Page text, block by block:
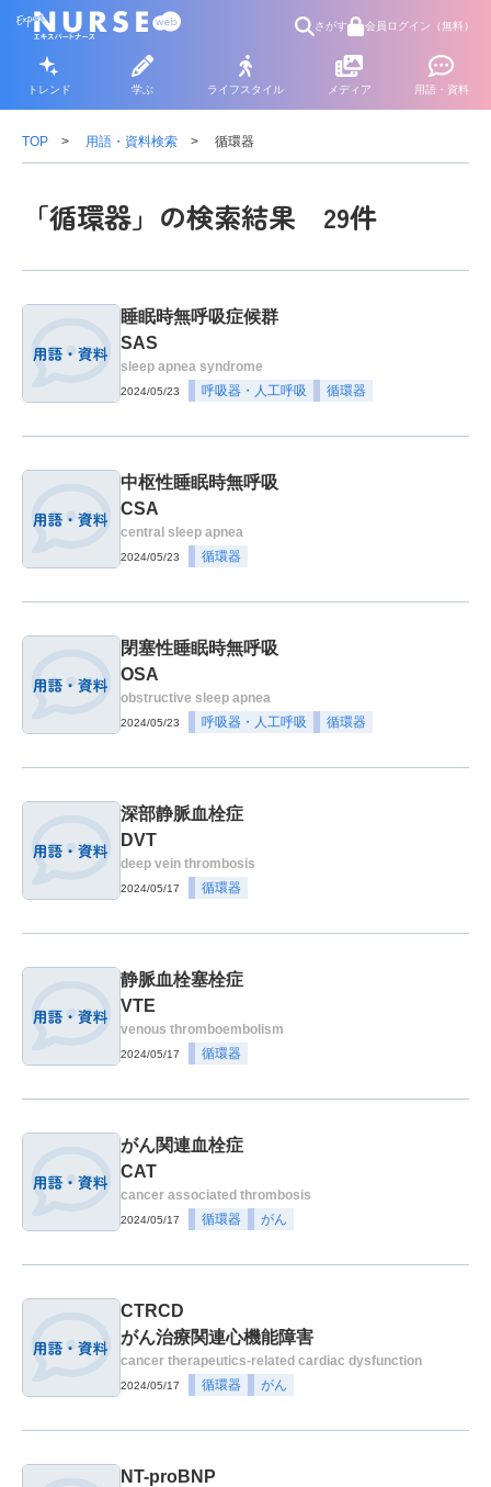
さがす 会員ログイン（無料）
トレンド 学ぶ ライフスタイル メディア 用語・資料
TOP 用語・資料検索 循環器
「循環器」の検索結果 29件
睡眠時無呼吸症候群
SAS
sleep apnea syndrome
2024/05/23 呼吸器・人工呼吸 循環器
中枢性睡眠時無呼吸
CSA
central sleep apnea
2024/05/23 循環器
閉塞性睡眠時無呼吸
OSA
obstructive sleep apnea
2024/05/23 呼吸器・人工呼吸 循環器
深部静脈血栓症
DVT
deep vein thrombosis
2024/05/17 循環器
静脈血栓塞栓症
VTE
venous thromboembolism
2024/05/17 循環器
がん関連血栓症
CAT
cancer associated thrombosis
2024/05/17 循環器 がん
CTRCD
がん治療関連心機能障害
cancer therapeutics-related cardiac dysfunction
2024/05/17 循環器 がん
NT-proBNP